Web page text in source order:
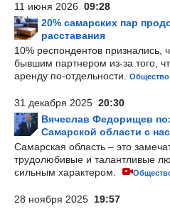
11 июня 2026 09:28
20% самарских пар
расставания
10% респондентов признались,
бывшим партнером из-за того,
аренду по-отдельности.
Общество
31 декабря 2025 20:30
Вячеслав Федорищев
Самарской области с
Самарская область – это
трудолюбивые и талантливые
сильным характером.
28 ноября 2025 19:57